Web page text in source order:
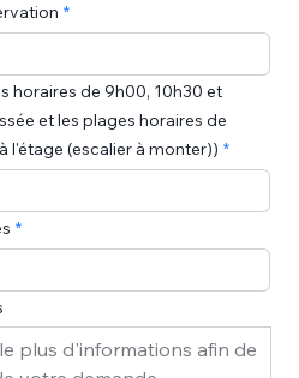
horaires de 9h00, 10h30 et
et les plages horaires de
l'étage (escalier à monter))